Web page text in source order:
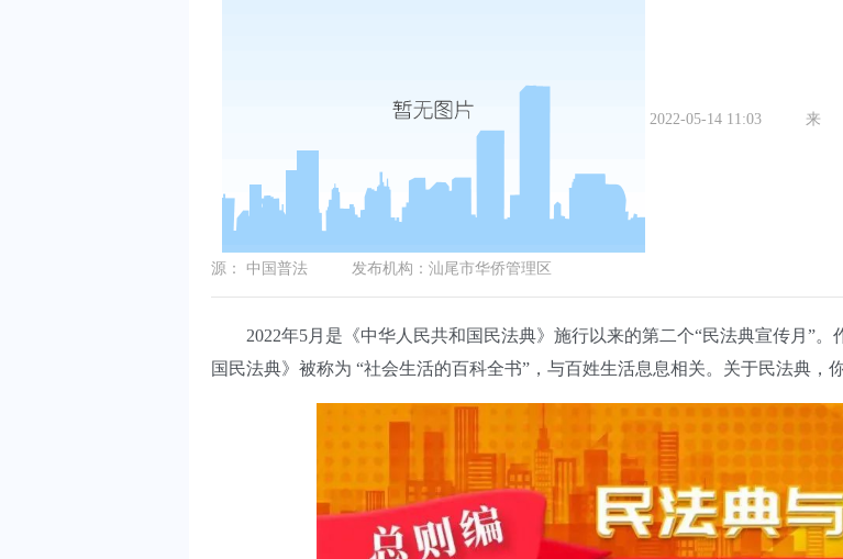
2022-05-14 11:03 来
源： 中国普法 发布机构： 汕尾市华侨管理区
2022年5月是《中华人民共和国民法典》施行以来的第二个“民法典宣传月”。
国民法典》被称为 “社会生活的百科全书”，与百姓生活息息相关。关于民法典，